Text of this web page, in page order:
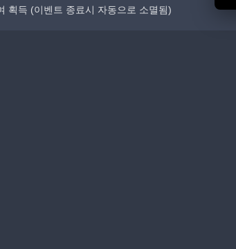
획득 (이벤트 종료시 자동으로 소멸됨)